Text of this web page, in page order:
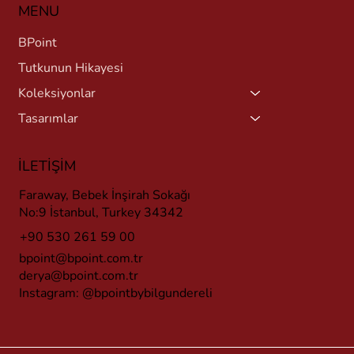
MENU
BPoint
Tutkunun Hikayesi
Koleksiyonlar
Tasarımlar
İLETİŞİM
Faraway, Bebek İnşirah Sokağı
No:9 İstanbul, Turkey 34342
+90 530 261 59 00
bpoint@bpoint.com.tr
derya@bpoint.com.tr
Instagram: @bpointbybilgundereli